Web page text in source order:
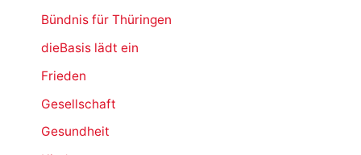
Bündnis für Thüringen
dieBasis lädt ein
Frieden
Gesellschaft
Gesundheit